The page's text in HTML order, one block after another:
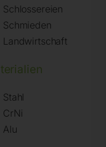
Schlossereien
Schmieden
Landwirtschaft
Stahl
CrNi
Alu